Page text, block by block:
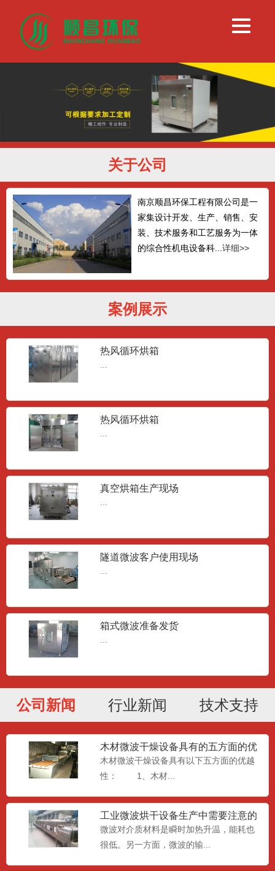
关于公司
南京顺昌环保工程有限公司是一
家集设计开发、生产、销售、安
装、技术服务和工艺服务为一体
的综合性机电设备科... 详细>>
案例展示
热风循环烘箱
...
热风循环烘箱
...
真空烘箱生产现场
...
隧道微波客户使用现场
...
箱式微波准备发货
...
公司新闻 行业新闻 技术支持
木材微波干燥设备具有的五方面的优
越性
木材微波干燥设备具有以下五方面的优越
性： 1、木材...
工业微波烘干设备生产中需要注意的
问题
微波对介质材料是瞬时加热升温，能耗也
很低。另一方面，微波的输...